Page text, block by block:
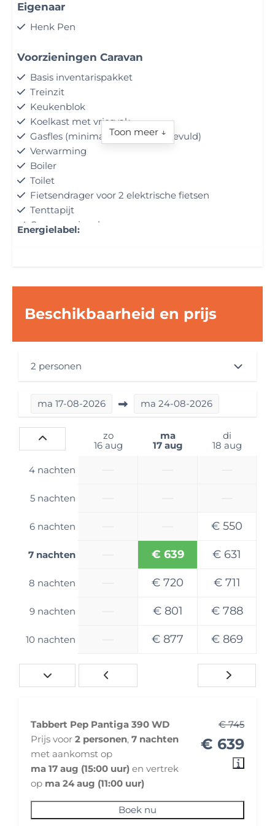
Eigenaar
Henk Pen
Voorzieningen Caravan
Basis inventarispakket
Treinzit
Keukenblok
Koelkast met vriesvak
Gasfles (minimaal 1 volledig afgevuld)
Verwarming
Boiler
Toilet
Fietsendrager voor 2 elektrische fietsen
Tenttapijt
Caravanspiegels
Lengte in meters: kleiner dan 6,3 m
Gewichten caravan
Maximaal toelaatbaar gewicht in KG: 1400
Rijklaar gewicht in KG: 1153
Aantal slaapplaatsen
2 slaapplaatsen
Badkamer
Toilet
Slaapkamer
Primaire slaapplek: Queensbed
Breedte primaire slaapplek (cm): 156
Buitenlandreizen: toegestaan
Huisdieren: toegestaan
Festivalbezoek: in overleg
Wintersportvakantie: niet toegestaan
Veiligheid en Verzekering
Verzekeringsmaatschappij: Aveco
Pechhulp: Moet huurder zelf verzorgen
Vervangend vervoer: Moet huurder zelf regelen
Toon meer ↓
Energielabel:
Beschikbaarheid en prijs
2 personen
ma 17-08-2026 ma 24-08-2026
zo
16 aug
ma
17 aug
di
18 aug
4 nachten
5 nachten
6 nachten € 550
7 nachten € 639 € 631
8 nachten € 720 € 711
9 nachten € 801 € 788
10 nachten € 877 € 869
€ 745
€ 639
Tabbert Pep Pantiga 390 WD
Prijs voor 2 personen, 7 nachten
met aankomst op
ma 17 aug (15:00 uur) en vertrek
op ma 24 aug (11:00 uur)
Boek nu